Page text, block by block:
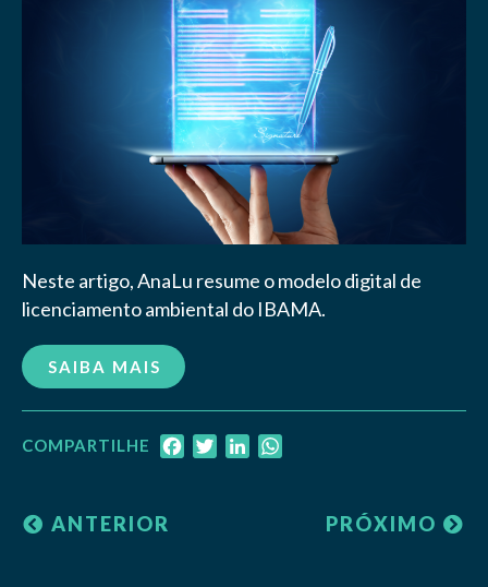
Neste artigo, AnaLu resume o modelo digital de
licenciamento ambiental do IBAMA.
SAIBA MAIS
COMPARTILHE FacebookTwitterLinkedIn
ANTERIOR PRÓXIMO